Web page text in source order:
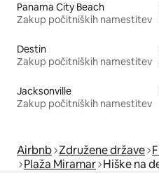
Panama City Beach
Zakup počitniških namestitev
Destin
Zakup počitniških namestitev
Jacksonville
Zakup počitniških namestitev
Airbnb Združene države
Plaža Miramar Hiške na